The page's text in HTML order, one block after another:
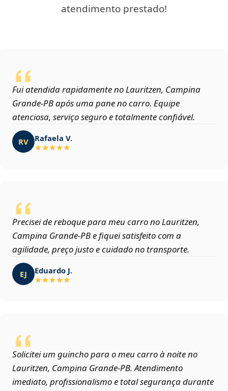
atendimento prestado!
Fui atendida rapidamente no Lauritzen, Campina
Grande‑PB após uma pane no carro. Equipe
atenciosa, serviço seguro e totalmente confiável.
RV Rafaela V.
Precisei de reboque para meu carro no Lauritzen,
Campina Grande‑PB e fiquei satisfeito com a
agilidade, preço justo e cuidado no transporte.
EJ Eduardo J.
Solicitei um guincho para o meu carro à noite no
Lauritzen, Campina Grande‑PB. Atendimento
imediato, profissionalismo e total segurança durante